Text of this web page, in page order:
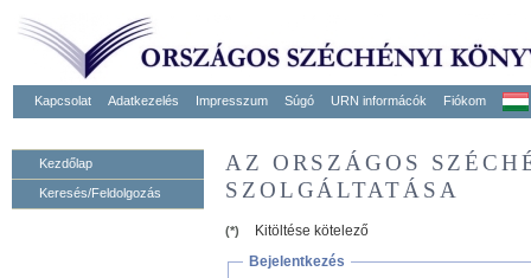
Kapcsolat Adatkezelés Impresszum Súgó URN informácók Fiókom
Kezdőlap
Keresés/Feldolgozás
AZ ORSZÁGOS
SZOLGÁLTATÁSA
(*)
Kitöltése kötelező
Bejelentkezés